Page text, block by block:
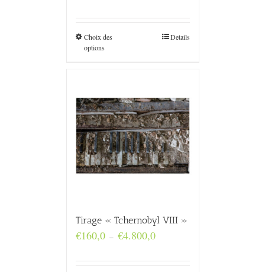
€160,0
Choix des
options
Details
Tirage « Tchernobyl VIII »
€160,0 – €4.800,0Plage
€160,0